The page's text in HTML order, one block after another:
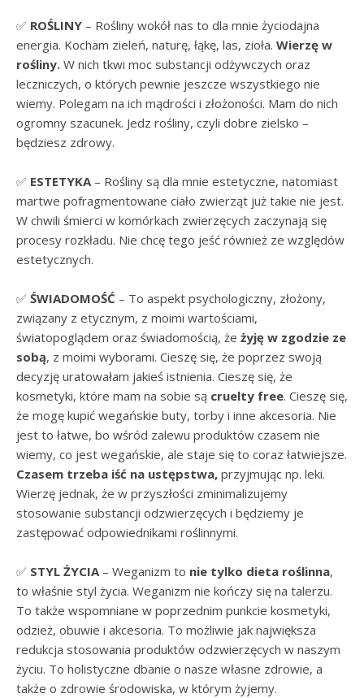
✅ ROŚLINY – Rośliny wokół nas to dla mnie życiodajna
energia. Kocham zieleń, naturę, łąkę, las, zioła. Wierzę w
rośliny. W nich tkwi moc substancji odżywczych oraz
leczniczych, o których pewnie jeszcze wszystkiego nie
wiemy. Polegam na ich mądrości i złożoności. Mam do nich
ogromny szacunek. Jedz rośliny, czyli dobre zielsko –
będziesz zdrowy.
✅ ESTETYKA– Rośliny są dla mnie estetyczne, natomiast
martwe pofragmentowane ciało zwierząt już takie nie jest.
W chwili śmierci w komórkach zwierzęcych zaczynają się
procesy rozkładu. Nie chcę tego jeść również ze względów
estetycznych.
✅ ŚWIADOMOŚĆ – To aspekt psychologiczny, złożony,
związany z etycznym, z moimi wartościami,
światopoglądem oraz świadomością, że żyję w zgodzie ze
sobą, z moimi wyborami. Cieszę się, że poprzez swoją
decyzję uratowałam jakieś istnienia. Cieszę się, że
kosmetyki, które mam na sobie są cruelty free. Cieszę się,
że mogę kupić wegańskie buty, torby i inne akcesoria. Nie
jest to łatwe, bo wśród zalewu produktów czasem nie
wiemy, co jest wegańskie, ale staje się to coraz łatwiejsze.
Czasem trzeba iść na ustępstwa, przyjmując np. leki.
Wierzę jednak, że w przyszłości zminimalizujemy
stosowanie substancji odzwierzęcych i będziemy je
zastępować odpowiednikami roślinnymi.
✅ STYL ŻYCIA – Weganizm to nie tylko dieta roślinna,
to właśnie styl życia. Weganizm nie kończy się na talerzu.
To także wspomniane w poprzednim punkcie kosmetyki,
odzież, obuwie i akcesoria. To możliwie jak największa
redukcja stosowania produktów odzwierzęcych w naszym
życiu. To holistyczne dbanie o nasze własne zdrowie, a
także o zdrowie środowiska, w którym żyjemy.